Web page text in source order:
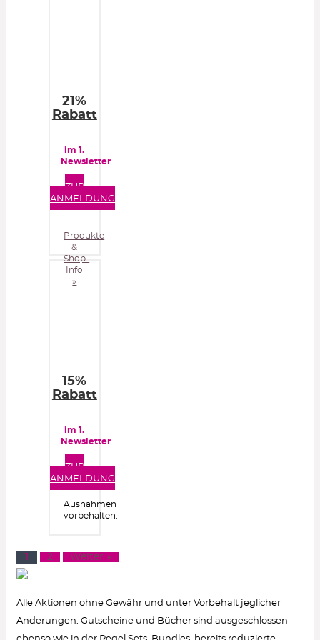
21%
Rabatt
im 1.
Newsletter
ZUR
ANMELDUNG
Produkte
&
Shop-
Info
»
15%
Rabatt
im 1.
Newsletter
ZUR
ANMELDUNG
Ausnahmen
vorbehalten.
2 Weiter »
Alle Aktionen ohne Gewähr und unter Vorbehalt jeglicher
Änderungen. Gutscheine und Bücher sind ausgeschlossen